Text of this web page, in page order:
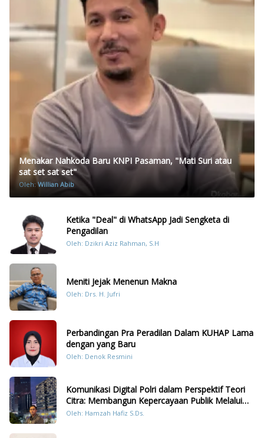
Menakar Nahkoda Baru KNPI Pasaman, "Mati Suri atau
sat set sat set"
Oleh:Willian Abib
Ketika "Deal" di WhatsApp Jadi Sengketa di
Pengadilan
Oleh: Dzikri Aziz Rahman, S.H
Meniti Jejak Menenun Makna
Oleh: Drs. H. Jufri
Perbandingan Pra Peradilan Dalam KUHAP Lama
dengan yang Baru
Oleh: Denok Resmini
Komunikasi Digital Polri dalam Perspektif Teori
Citra: Membangun Kepercayaan Publik Melalui
Konten Humanis Kesiapsiagaan Bencana di
Oleh: Hamzah Hafiz S.Ds.